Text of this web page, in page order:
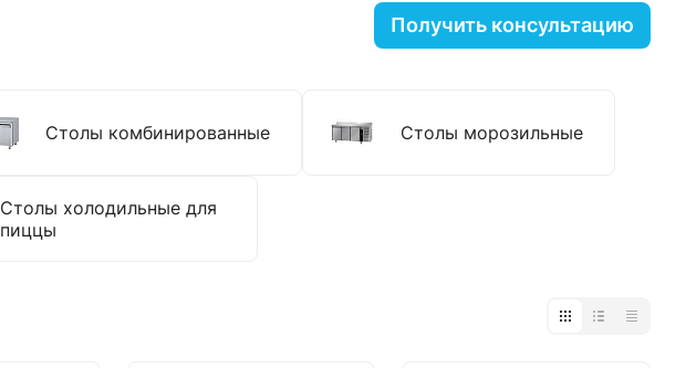
Получить консультацию
Столы комбинированные Столы морозильные
Столы холодильные для
пиццы